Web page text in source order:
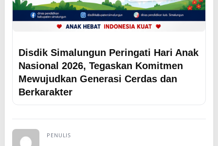
Disdik Simalungun Peringati Hari Anak
Nasional 2026, Tegaskan Komitmen
Mewujudkan Generasi Cerdas dan
Berkarakter
PENULIS